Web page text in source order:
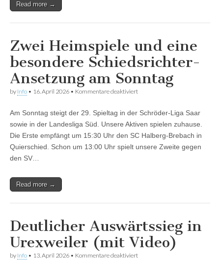
Read more →
Zwei Heimspiele und eine
besondere Schiedsrichter-
Ansetzung am Sonntag
by Info • 16. April 2026 • Kommentare deaktiviertfür
und
eine
besondere
Schiedsrichter-
Ansetzung
Am Sonntag steigt der 29. Spieltag in der Schröder-Liga Saar
sowie in der Landesliga Süd. Unsere Aktiven spielen zuhause.
Die Erste empfängt um 15:30 Uhr den SC Halberg-Brebach in
Quierschied. Schon um 13:00 Uhr spielt unsere Zweite gegen
den SV…
Read more →
Deutlicher Auswärtssieg in
Urexweiler (mit Video)
by Info • 13. April 2026 • Kommentare deaktiviertfür